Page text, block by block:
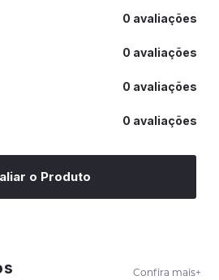
0 avaliações
0 avaliações
0 avaliações
0 avaliações
o Produto
Confira mais+